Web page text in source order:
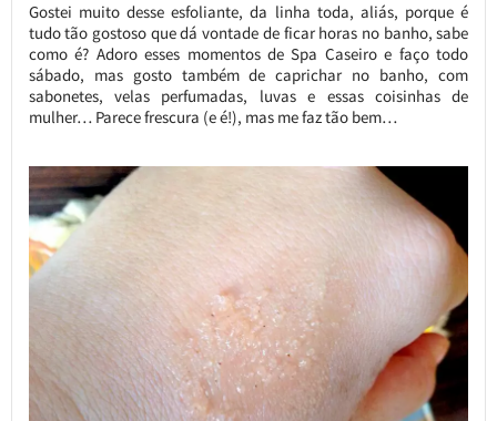
Gostei muito desse esfoliante, da linha toda, aliás, porque é
tudo tão gostoso que dá vontade de ficar horas no banho, sabe
como é? Adoro esses momentos de Spa Caseiro e faço todo
sábado, mas gosto também de caprichar no banho, com
sabonetes, velas perfumadas, luvas e essas coisinhas de
mulher… Parece frescura (e é!), mas me faz tão bem…